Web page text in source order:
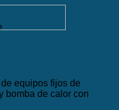
equipos fijos de
bomba de calor con